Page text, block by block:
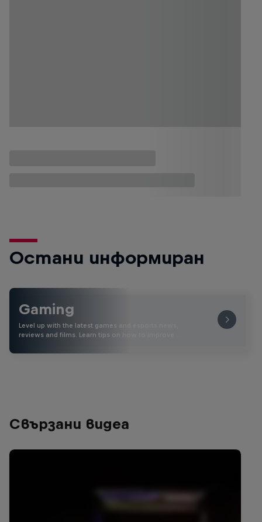
Остани информиран
Gaming
Level up with the latest games and esports news,
reviews and films. Learn tips on how to improve …
Свързани видеа